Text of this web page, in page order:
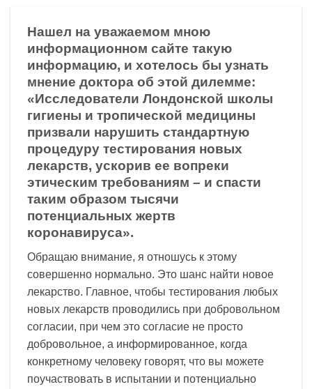
Нашел на уважаемом мною
информационном сайте такую
информацию, и хотелось бы узнать
мнение доктора об этой дилемме:
«Исследователи Лондонской школы
гигиены и тропической медицины
призвали нарушить стандартную
процедуру тестирования новых
лекарств, ускорив ее вопреки
этическим требованиям – и спасти
таким образом тысячи
потенциальных жертв
коронавируса».
Обращаю внимание, я отношусь к этому
совершенно нормально. Это шанс найти новое
лекарство. Главное, чтобы тестирования любых
новых лекарств проводились при добровольном
согласии, при чем это согласие не просто
добровольное, а информированное, когда
конкретному человеку говорят, что вы можете
поучаствовать в испытании и потенциально